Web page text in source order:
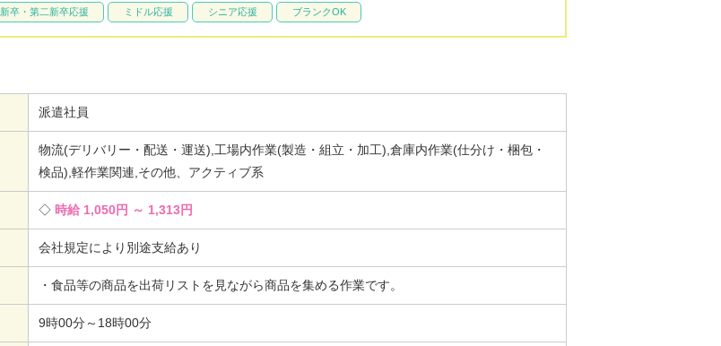
新卒・第二新卒応援 ミドル応援 シニア応援 ブランクOK
派遣社員
物流(デリバリー・配送・運送),工場内作業(製造・組立・加工),倉庫内作業(仕分け・梱包・
検品),軽作業関連,その他、アクティブ系
時給 1,050円 ～ 1,313円
会社規定により別途支給あり
・食品等の商品を出荷リストを見ながら商品を集める作業です。
9時00分～18時00分